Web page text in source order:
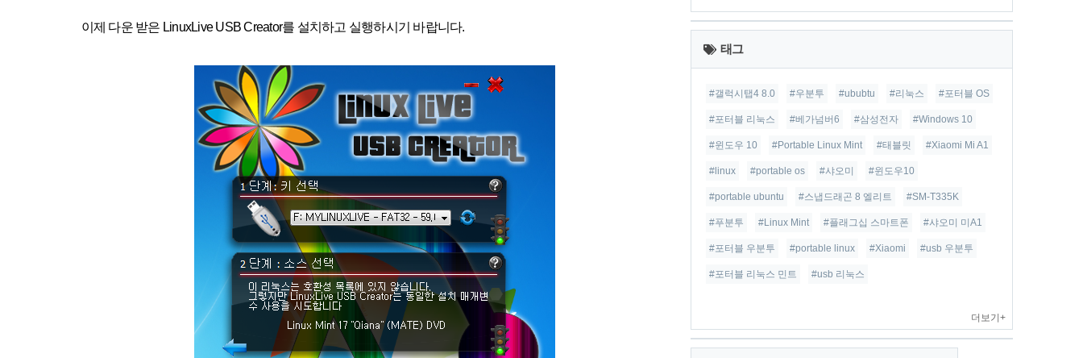
이제 다운 받은 LinuxLive USB Creator를 설치하고 실행하시기 바랍니다.
최
근
글 태그
#갤럭시탭4 8.0 #우분투 #ububtu #리눅스 #포터블 OS
#포터블 리눅스 #베가넘버6 #삼성전자 #Windows 10
#윈도우 10 #Portable Linux Mint #태블릿 #Xiaomi Mi A1
#linux #portable os #샤오미 #윈도우10
#portable ubuntu #스냅드래곤 8 엘리트 #SM-T335K
#푸분투 #Linux Mint #플래그십 스마트폰 #샤오미 미A1
#포터블 우분투 #portable linux #Xiaomi #usb 우분투
#포터블 리눅스 민트 #usb 리눅스
더보기+